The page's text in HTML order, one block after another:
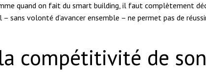
quand on fait du smart building, il faut complètement
sans volonté d’avancer ensemble – ne permet pas de
compétitivité de